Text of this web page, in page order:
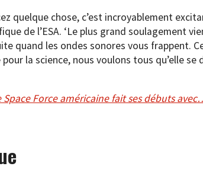
quelque chose, c’est incroyablement
de l’ESA. ‘Le plus grand soulagement
quand les ondes sonores vous frappent.
la science, nous voulons tous qu’elle se
Force américaine fait ses débuts